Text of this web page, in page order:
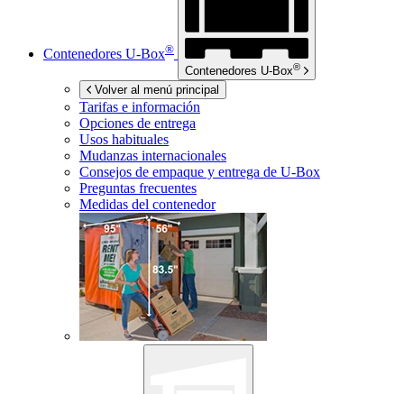
Contenedores U-Box®
Contenedores U-Box®
Volver al menú principal
Tarifas e información
Opciones de entrega
Usos habituales
Mudanzas internacionales
Consejos de empaque y entrega de U-Box
Preguntas frecuentes
Medidas del contenedor